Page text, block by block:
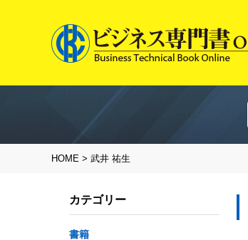
HOME > 武井 祐生
カテゴリー
書籍